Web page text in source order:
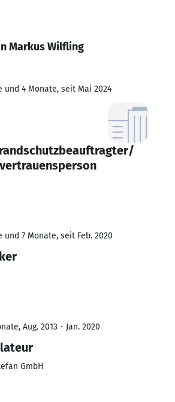
Markus Wilfling
und 4 Monate, seit Mai 2024
und 7 Monate, seit Feb. 2020
Aug. 2013 - Jan. 2020
GmbH